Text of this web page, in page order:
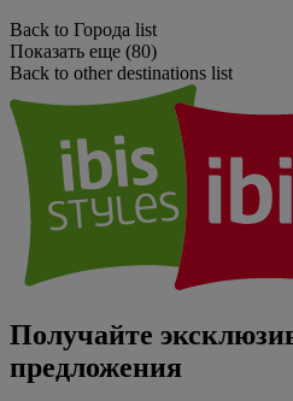
Back to Города list
Показать еще (80)
Back to other destinations list
Получайте
предложения